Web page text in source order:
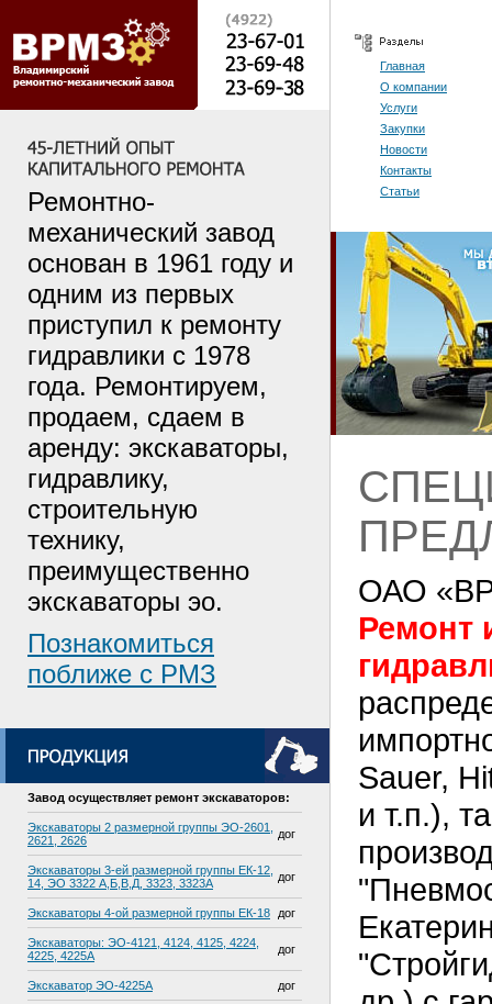
Ремонтно-
механический завод
основан в 1961 году и
одним из первых
приступил к ремонту
гидравлики с 1978
года. Ремонтируем,
продаем, сдаем в
аренду: экскаваторы,
гидравлику,
строительную
технику,
преимущественно
экскаваторы эо.
Познакомиться
поближе с РМЗ
Завод осуществляет ремонт экскаваторов:
Экскаваторы 2 размерной группы ЭО-2601,
2621, 2626
дог
Экскаваторы 3-ей размерной группы ЕК-12,
14, ЭО 3322 А,Б,В,Д, 3323, 3323А
дог
Экскаваторы 4-ой размерной группы ЕК-18 дог
Экскаваторы: ЭО-4121, 4124, 4125, 4224,
4225, 4225А
дог
Экскаватор ЭО-4225А дог
Главная
О компании
Услуги
Закупки
Новости
Контакты
Статьи
ОАО
Ремонт
Sauer,
и т.п.),